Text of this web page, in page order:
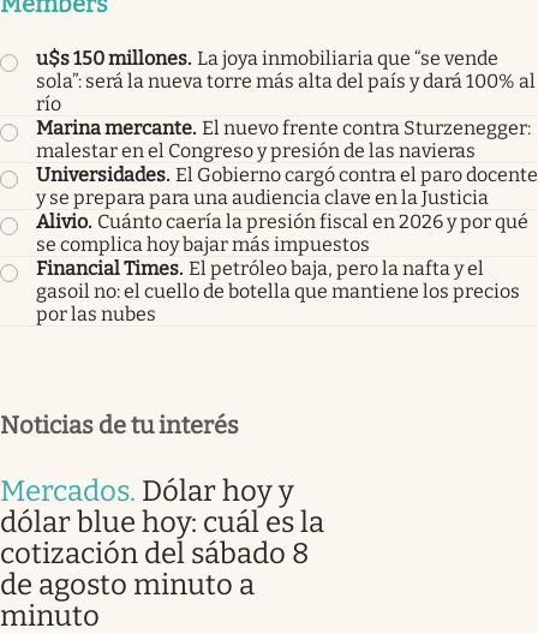
u$s 150 millones. La joya inmobiliaria que “se vende
sola”: será la nueva torre más alta del país y dará 100% al
río
Marina mercante. El nuevo frente contra Sturzenegger:
malestar en el Congreso y presión de las navieras
Universidades. El Gobierno cargó contra el paro docente
y se prepara para una audiencia clave en la Justicia
Alivio. Cuánto caería la presión fiscal en 2026 y por qué
se complica hoy bajar más impuestos
Financial Times. El petróleo baja, pero la nafta y el
gasoil no: el cuello de botella que mantiene los precios
por las nubes
Noticias de tu interés
Mercados. Dólar hoy y
dólar blue hoy: cuál es la
cotización del sábado 8
de agosto minuto a
minuto